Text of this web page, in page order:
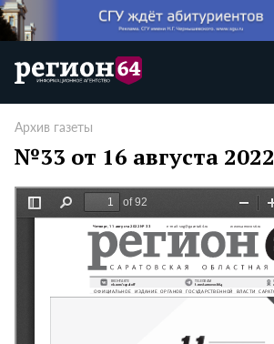
Архив газеты
№33 от 16 августа 2022